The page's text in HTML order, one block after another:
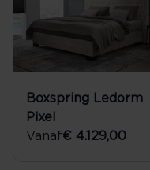
Boxspring Ledorm
Pixel
Vanaf€ 4.129,00